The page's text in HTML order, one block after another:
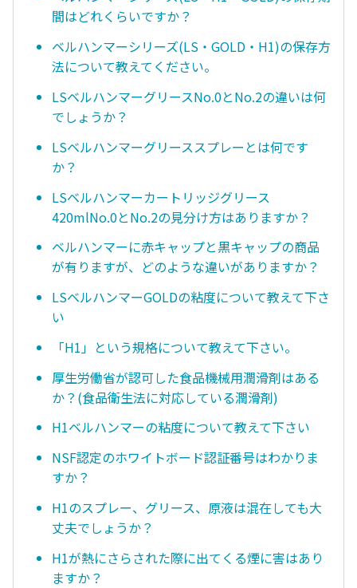
間はどれくらいですか？
ベルハンマーシリーズ(LS・GOLD・H1)の保存方
法について教えてください。
LSベルハンマーグリースNo.0とNo.2の違いは何
でしょうか？
LSベルハンマーグリーススプレーとは何です
か？
LSベルハンマーカートリッジグリース
420mlNo.0とNo.2の見分け方はありますか？
ベルハンマーに赤キャップと黒キャップの商品
が有りますが、どのような違いがありますか？
LSベルハンマーGOLDの粘度について教えて下さ
い
「H1」という規格について教えて下さい。
厚生労働省が認可した食品機械用潤滑剤はある
か？(食品衛生法に対応している潤滑剤)
H1ベルハンマーの粘度について教えて下さい
NSF認定のホワイトボード認証番号はわかりま
すか？
H1のスプレー、グリース、原液は混在しても大
丈夫でしょうか？
H1が熱にさらされた際に出てくる煙に害はあり
ますか？